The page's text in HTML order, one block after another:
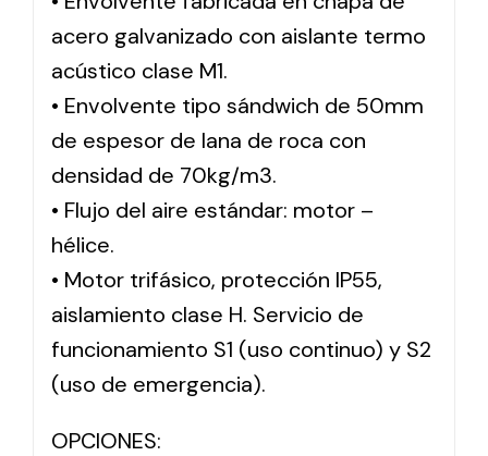
acero galvanizado con aislante termo
acústico clase M1.
• Envolvente tipo sándwich de 50mm
de espesor de lana de roca con
densidad de 70kg/m3.
• Flujo del aire estándar: motor –
hélice.
• Motor trifásico, protección IP55,
aislamiento clase H. Servicio de
funcionamiento S1 (uso continuo) y S2
(uso de emergencia).
OPCIONES: